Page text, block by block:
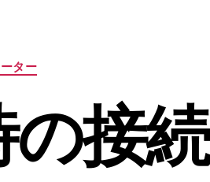
ター
接続